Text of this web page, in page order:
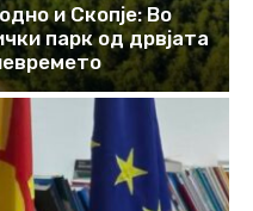
и Скопје: Во
парк од дрвјата